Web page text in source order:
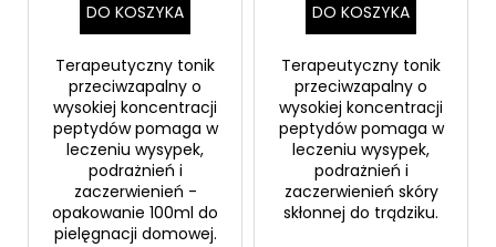
DO KOSZYKA
Terapeutyczny tonik
przeciwzapalny o
wysokiej koncentracji
peptydów pomaga w
leczeniu wysypek,
podrażnień i
zaczerwienień -
opakowanie 100ml do
pielęgnacji domowej.
DO KOSZYKA
Terapeutyczny tonik
przeciwzapalny o
wysokiej koncentracji
peptydów pomaga w
leczeniu wysypek,
podrażnień i
zaczerwienień skóry
skłonnej do trądziku.